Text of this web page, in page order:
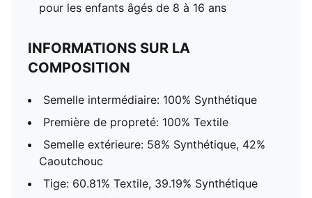
pour les enfants âgés de 8 à 16 ans
INFORMATIONS SUR LA
COMPOSITION
Semelle intermédiaire: 100% Synthétique
Première de propreté: 100% Textile
Semelle extérieure: 58% Synthétique, 42%
Caoutchouc
Tige: 60.81% Textile, 39.19% Synthétique